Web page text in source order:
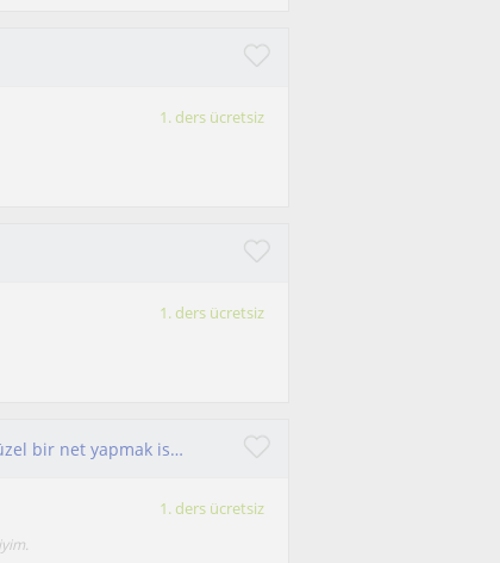
1. ders ücretsiz
1. ders ücretsiz
lise tyt ayt biyoloji dersi almak isteyen öğrenciler güzel bir net yapmak isteyenlere biyoloji dersi (2021 ayt 10 net)
1. ders ücretsiz